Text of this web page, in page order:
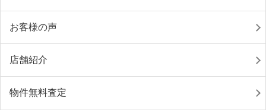
お客様の声
店舗紹介
物件無料査定